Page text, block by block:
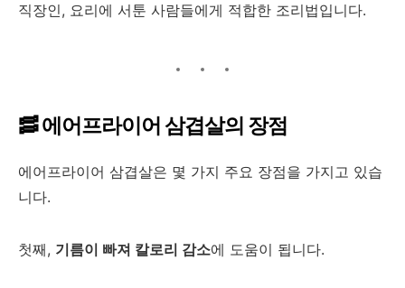
직장인, 요리에 서툰 사람들에게 적합한 조리법입니다.
🥓 에어프라이어 삼겹살의 장점
에어프라이어 삼겹살은 몇 가지 주요 장점을 가지고 있습
니다.
첫째, 기름이 빠져 칼로리 감소에 도움이 됩니다.